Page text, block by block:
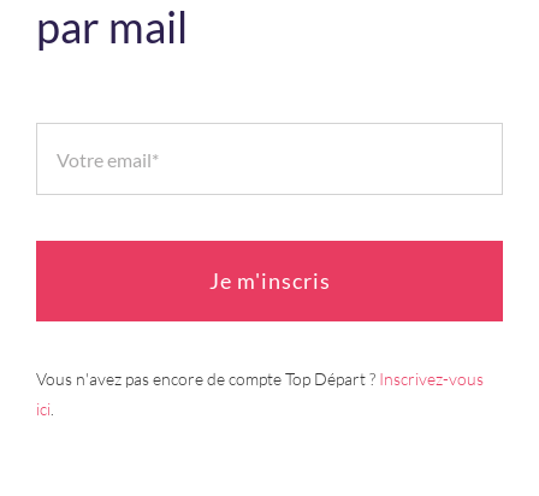
par mail
Je m'inscris
Vous n'avez pas encore de compte Top Départ ? Inscrivez-vous
ici.